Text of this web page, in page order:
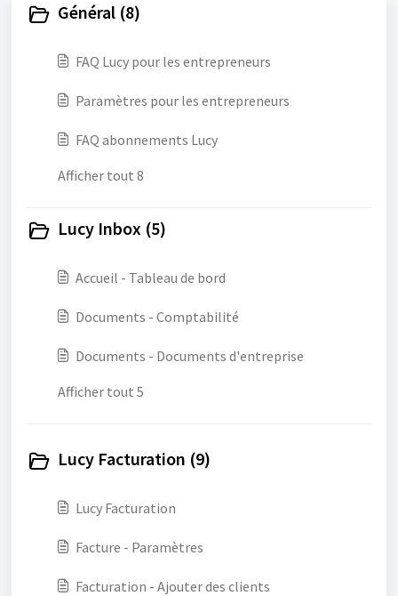
Général (8)
FAQ Lucy pour les entrepreneurs
Paramètres pour les entrepreneurs
FAQ abonnements Lucy
Afficher tout 8
Lucy Inbox (5)
Accueil - Tableau de bord
Documents - Comptabilité
Documents - Documents d'entreprise
Afficher tout 5
Lucy Facturation (9)
Lucy Facturation
Facture - Paramètres
Facturation - Ajouter des clients